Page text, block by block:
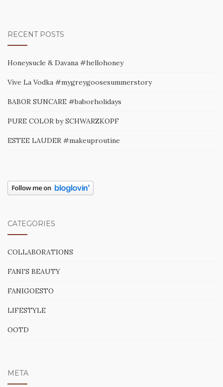
RECENT POSTS
Honeysucle & Davana #hellohoney
Vive La Vodka #mygreygoosesummerstory
BABOR SUNCARE #baborholidays
PURE COLOR by SCHWARZKOPF
ESTEE LAUDER #makeuproutine
CATEGORIES
COLLABORATIONS
FANI'S BEAUTY
FANIGOESTO
LIFESTYLE
OOTD
META